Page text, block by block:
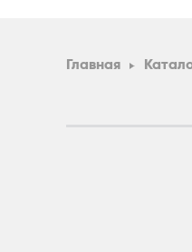
Главная